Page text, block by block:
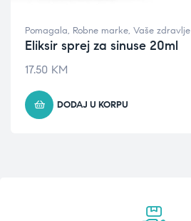
Pomagala, Robne marke, Vaše zdravlje
Eliksir sprej za sinuse 20ml
17.50 KM
DODAJ U KORPU